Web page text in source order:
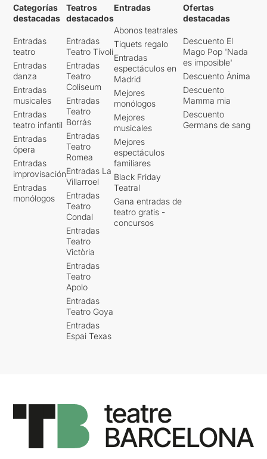
Categorías
destacadas
Entradas
teatro
Entradas
danza
Entradas
musicales
Entradas
teatro infantil
Entradas
ópera
Entradas
improvisación
Entradas
monólogos
Teatros
destacados
Entradas
Teatro Tívoli
Entradas
Teatro
Coliseum
Entradas
Teatro
Borrás
Entradas
Teatro
Romea
Entradas La
Villarroel
Entradas
Teatro
Condal
Entradas
Teatro
Victòria
Entradas
Teatro
Apolo
Entradas
Teatro Goya
Entradas
Espai Texas
Entradas
Abonos teatrales
Tiquets regalo
Entradas
espectáculos en
Madrid
Mejores
monólogos
Mejores
musicales
Mejores
espectáculos
familiares
Black Friday
Teatral
Gana entradas de
teatro gratis -
concursos
Ofertas
destacadas
Descuento El
Mago Pop 'Nada
es imposible'
Descuento Ànima
Descuento
Mamma mia
Descuento
Germans de sang